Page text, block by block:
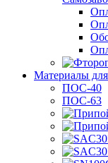
Материалы
ПОС-40
ПОС-63